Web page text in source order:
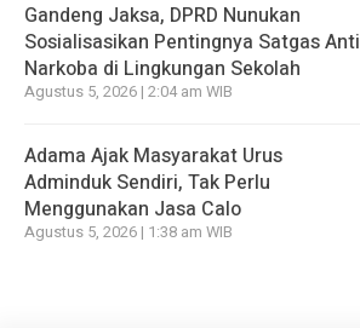
Gandeng Jaksa, DPRD Nunukan
Sosialisasikan Pentingnya Satgas Anti
Narkoba di Lingkungan Sekolah
Agustus 5, 2026 | 2:04 am WIB
Adama Ajak Masyarakat Urus
Adminduk Sendiri, Tak Perlu
Menggunakan Jasa Calo
Agustus 5, 2026 | 1:38 am WIB